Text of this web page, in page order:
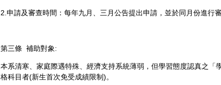
2.申請及審查時間：每年九月、三月公告提出申請，並於同月份進行審
第三條 補助對象:
本系清寒、家庭際遇特殊、經濟支持系統薄弱，但學習態度認真之「
格科目者(新生首次免受成績限制)。